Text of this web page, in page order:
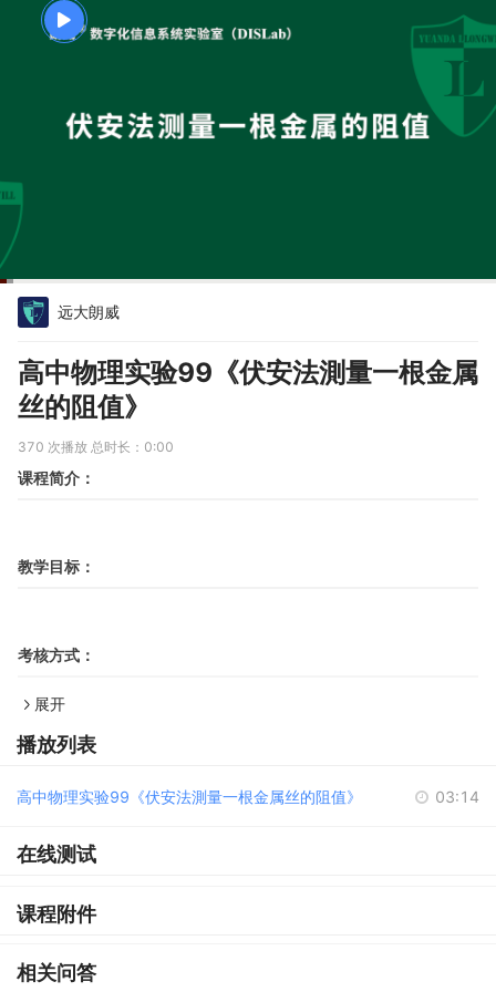
远大朗威
高中物理实验99《伏安法測量一根金属
丝的阻值》
370 次播放 总时长： 0:00
课程简介：
教学目标：
考核方式：
展开
播放列表
高中物理实验99《伏安法測量一根金属丝的阻值》 03:14
在线测试
课程附件
相关问答